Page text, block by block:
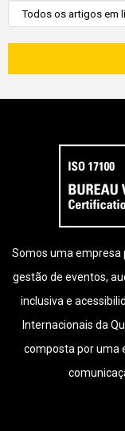
Somos uma empresa
gestão de eventos,
inclusiva e
Internacionais da
composta por uma